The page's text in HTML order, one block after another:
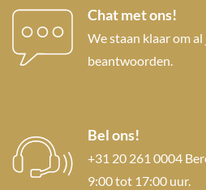
Chat met ons!
We staan klaar om al
beantwoorden.
Bel ons!
+31 20 261 0004
9:00 tot 17:00 uur.